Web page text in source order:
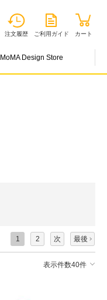
注文履歴 ご利用ガイド カート
MoMA Design Store
1 2 次 最後
表示件数40件